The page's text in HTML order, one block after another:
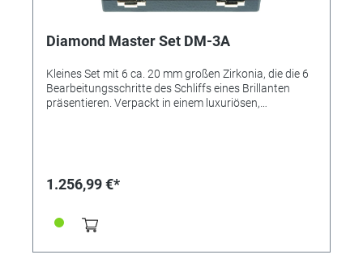
Diamond Master Set DM-3A
Kleines Set mit 6 ca. 20 mm großen Zirkonia, die die 6
Bearbeitungsschritte des Schliffs eines Brillanten
präsentieren. Verpackt in einem luxuriösen,
1.256,99 €*